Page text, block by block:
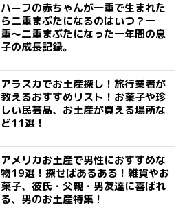
ハーフの赤ちゃんが一重で生まれた
ら二重まぶたになるのはいつ？一
重〜二重まぶたになった一年間の息
子の成長記録。
アラスカでお土産探し！旅行業者が
教えるおすすめリスト！お菓子や珍
しい民芸品、お土産が買える場所な
ど11選！
アメリカお土産で男性におすすめな
物19選！探せばあるある！雑貨やお
菓子、彼氏・父親・男友達に喜ばれ
る、男のお土産特集！